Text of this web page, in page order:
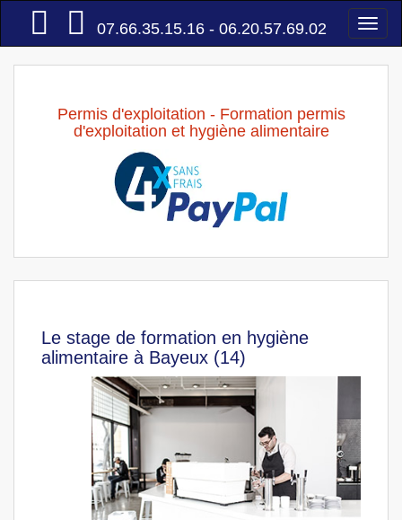
Accueil
07.66.35.15.16 - 06.20.57.69.02
Permis d'exploitation - Formation permis
d'exploitation et hygiène alimentaire
Le stage de formation en hygiène
alimentaire à Bayeux (14)